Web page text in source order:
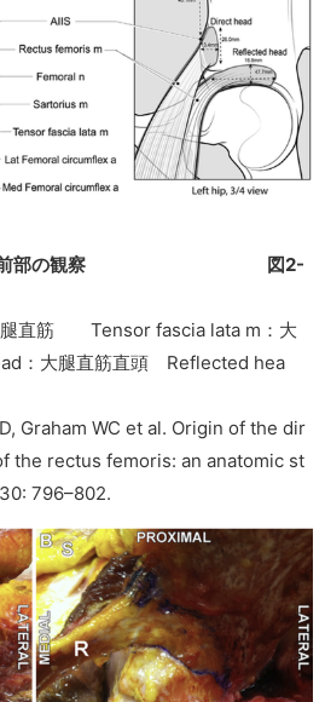
部の観察
図2-
直筋 Tensor fascia lata m：大
：大腿直筋直頭 Reflected hea
Graham WC et al. Origin of the dir
the rectus femoris: an anatomic st
796–802.